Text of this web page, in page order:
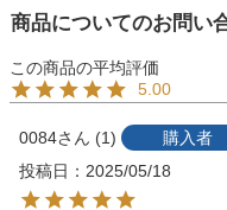
商品についてのお問い
5.00
0084 1 購入者
投稿日
2025/05/18